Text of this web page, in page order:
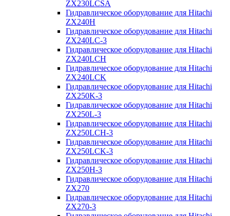
ZX230LCSA
Гидравлическое оборудование для Hitachi
ZX240H
Гидравлическое оборудование для Hitachi
ZX240LC-3
Гидравлическое оборудование для Hitachi
ZX240LCH
Гидравлическое оборудование для Hitachi
ZX240LCK
Гидравлическое оборудование для Hitachi
ZX250K-3
Гидравлическое оборудование для Hitachi
ZX250L-3
Гидравлическое оборудование для Hitachi
ZX250LCH-3
Гидравлическое оборудование для Hitachi
ZX250LCK-3
Гидравлическое оборудование для Hitachi
ZX250Н-3
Гидравлическое оборудование для Hitachi
ZX270
Гидравлическое оборудование для Hitachi
ZX270-3